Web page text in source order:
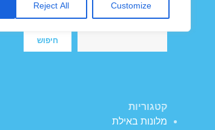
Customize
Reject All
חיפוש
חיפוש
קטגוריות
מלונות באילת